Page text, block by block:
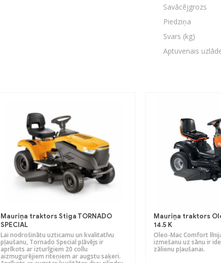
Savācējgrozs
Piedziņa
Svars (kg)
Aptuvenais
Mauriņa traktors Stiga TORNADO
SPECIAL
Lai nodrošinātu uzticamu un kvalitatīvu
pļaušanu, Tornado Special pļāvējs ir
aprīkots ar izturīgiem 20 collu
aizmugurējiem riteņiem ar augstu saķeri.
Mauriņa traktors
14.5 K
Oleo-Mac Comfort
izmešanu uz sānu ir
zālienu pļaušanai.